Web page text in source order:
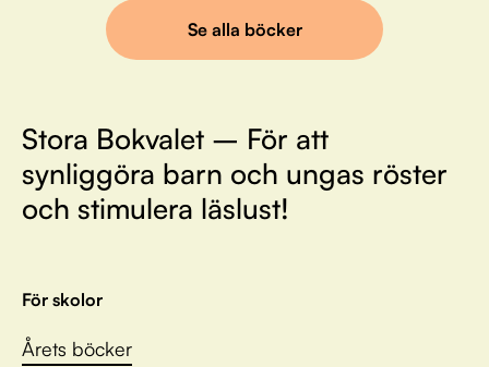
Se alla böcker
Stora Bokvalet – För att
synliggöra barn och ungas röster
och stimulera läslust!
För skolor
Årets böcker